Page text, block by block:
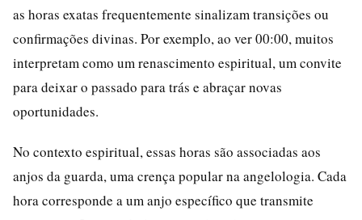
as horas exatas frequentemente sinalizam transições ou
confirmações divinas. Por exemplo, ao ver 00:00, muitos
interpretam como um renascimento espiritual, um convite
para deixar o passado para trás e abraçar novas
oportunidades.
No contexto espiritual, essas horas são associadas aos
anjos da guarda, uma crença popular na angelologia. Cada
hora corresponde a um anjo específico que transmite